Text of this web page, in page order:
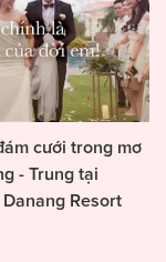
cưới trong mơ
- Trung tại
Resort